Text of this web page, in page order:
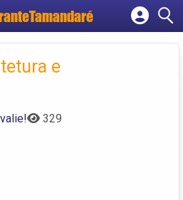
Cadastrar empresa
Criar conta
e
329